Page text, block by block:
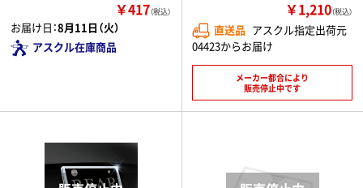
￥417（税込）
お届け日：8月11日（火）
アスクル在庫商品
￥1,210（税込）
直送品 アスクル指定出荷元
04423からお届け
メーカー都合により
販売停止中です